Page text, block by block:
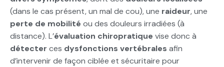
(dans le cas présent, un mal de cou), une raideur, une
perte de mobilité ou des douleurs irradiées (à
distance). L’évaluation chiropratique vise donc à
détecter ces dysfonctions vertébrales afin
d’intervenir de façon ciblée et sécuritaire pour